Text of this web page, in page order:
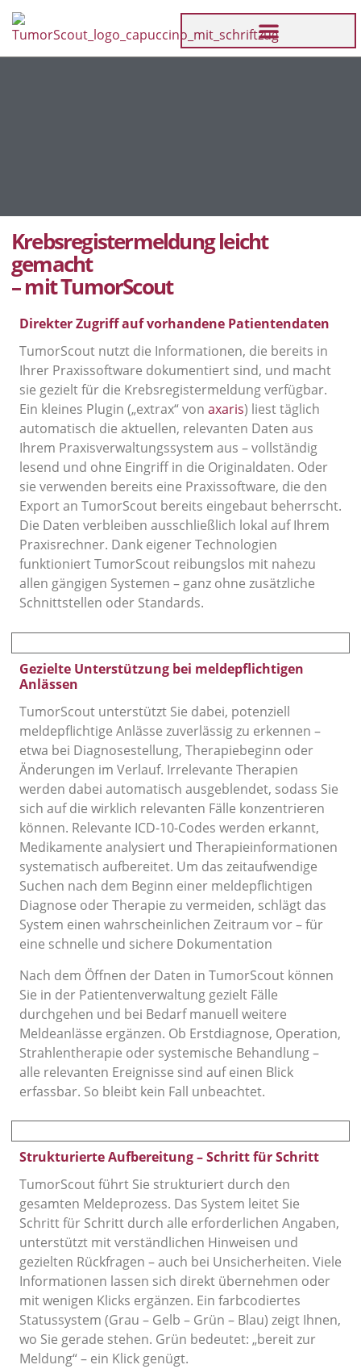
Krebsregistermeldung leicht
gemacht
– mit TumorScout
Direkter Zugriff auf vorhandene Patientendaten
TumorScout nutzt die Informationen, die bereits in
Ihrer Praxissoftware dokumentiert sind, und macht
sie gezielt für die Krebsregistermeldung verfügbar.
Ein kleines Plugin („extrax“ von axaris) liest täglich
automatisch die aktuellen, relevanten Daten aus
Ihrem Praxisverwaltungssystem aus – vollständig
lesend und ohne Eingriff in die Originaldaten. Oder
sie verwenden bereits eine Praxissoftware, die den
Export an TumorScout bereits eingebaut beherrscht.
Die Daten verbleiben ausschließlich lokal auf Ihrem
Praxisrechner. Dank eigener Technologien
funktioniert TumorScout reibungslos mit nahezu
allen gängigen Systemen – ganz ohne zusätzliche
Schnittstellen oder Standards.
Gezielte Unterstützung bei meldepflichtigen
Anlässen
TumorScout unterstützt Sie dabei, potenziell
meldepflichtige Anlässe zuverlässig zu erkennen –
etwa bei Diagnosestellung, Therapiebeginn oder
Änderungen im Verlauf. Irrelevante Therapien
werden dabei automatisch ausgeblendet, sodass Sie
sich auf die wirklich relevanten Fälle konzentrieren
können. Relevante ICD-10-Codes werden erkannt,
Medikamente analysiert und Therapieinformationen
systematisch aufbereitet. Um das zeitaufwendige
Suchen nach dem Beginn einer meldepflichtigen
Diagnose oder Therapie zu vermeiden, schlägt das
System einen wahrscheinlichen Zeitraum vor – für
eine schnelle und sichere Dokumentation
Nach dem Öffnen der Daten in TumorScout können
Sie in der Patientenverwaltung gezielt Fälle
durchgehen und bei Bedarf manuell weitere
Meldeanlässe ergänzen. Ob Erstdiagnose, Operation,
Strahlentherapie oder systemische Behandlung –
alle relevanten Ereignisse sind auf einen Blick
erfassbar. So bleibt kein Fall unbeachtet.
Strukturierte Aufbereitung – Schritt für Schritt
TumorScout führt Sie strukturiert durch den
gesamten Meldeprozess. Das System leitet Sie
Schritt für Schritt durch alle erforderlichen Angaben,
unterstützt mit verständlichen Hinweisen und
gezielten Rückfragen – auch bei Unsicherheiten. Viele
Informationen lassen sich direkt übernehmen oder
mit wenigen Klicks ergänzen. Ein farbcodiertes
Statussystem (Grau – Gelb – Grün – Blau) zeigt Ihnen,
wo Sie gerade stehen. Grün bedeutet: „bereit zur
Meldung“ – ein Klick genügt.